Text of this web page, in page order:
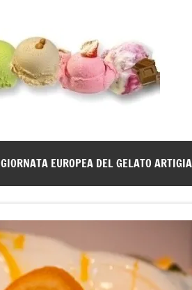
GIORNATA EUROPEA DEL GELATO